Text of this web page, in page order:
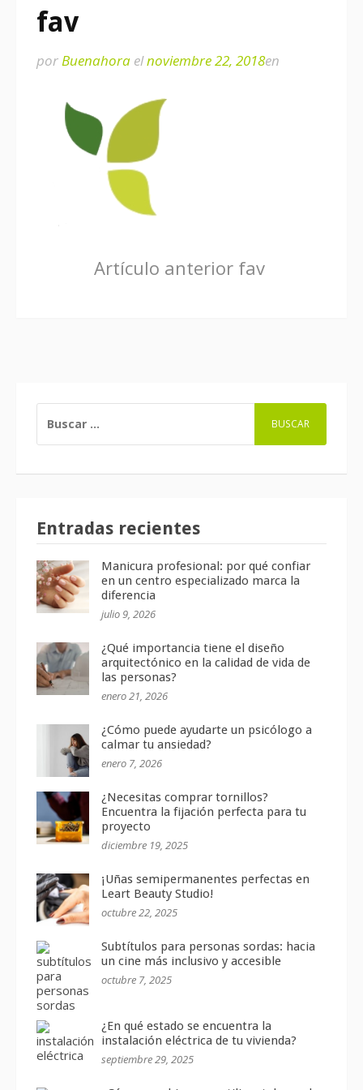
fav
porBuenahora elnoviembre 22, 2018en
SeguirArtículo anterior fav
Entradas recientes
Manicura profesional: por qué confiar
en un centro especializado marca la
diferencia
julio 9, 2026
¿Qué importancia tiene el diseño
arquitectónico en la calidad de vida de
las personas?
enero 21, 2026
¿Cómo puede ayudarte un psicólogo a
calmar tu ansiedad?
enero 7, 2026
¿Necesitas comprar tornillos?
Encuentra la fijación perfecta para tu
proyecto
diciembre 19, 2025
¡Uñas semipermanentes perfectas en
Leart Beauty Studio!
octubre 22, 2025
Subtítulos para personas sordas: hacia
un cine más inclusivo y accesible
octubre 7, 2025
¿En qué estado se encuentra la
instalación eléctrica de tu vivienda?
septiembre 29, 2025